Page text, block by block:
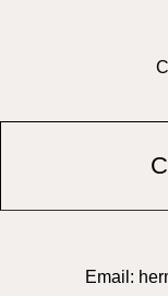
Email: